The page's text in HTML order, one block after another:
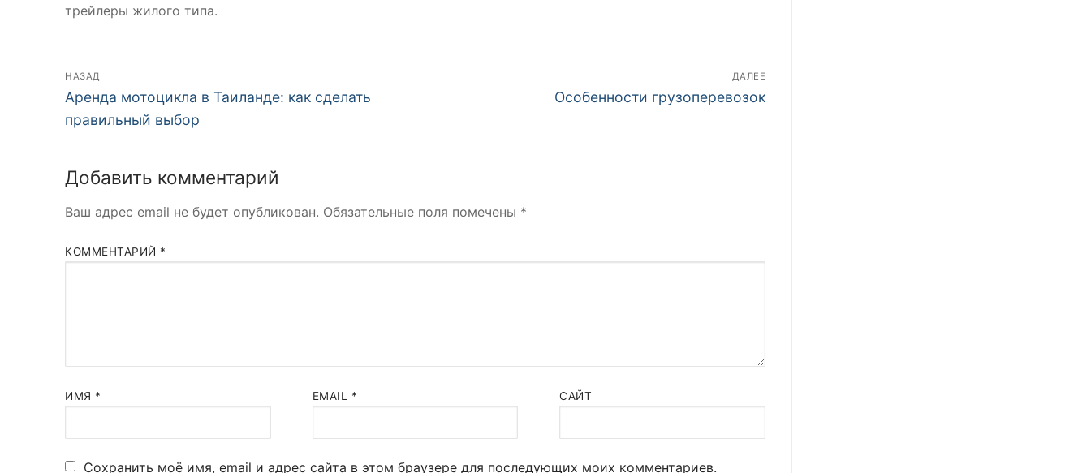
трейлеры жилого типа.
Навигация
по
записям
НАЗАД
Предыдущая
запись:
Аренда мотоцикла в Таиланде: как сделать
правильный выбор
ДАЛЕЕ
Следующая
Особенности грузоперевозок
Добавить комментарий
Ваш адрес email не будет опубликован. Обязательные поля помечены *
КОММЕНТАРИЙ *
ИМЯ * EMAIL * САЙТ
Сохранить моё имя, email и адрес сайта в этом браузере для последующих моих комментариев.